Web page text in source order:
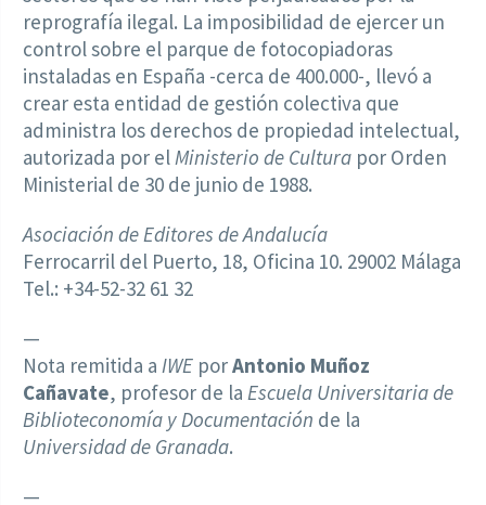
reprografía ilegal. La imposibilidad de ejercer un
control sobre el parque de fotocopiadoras
instaladas en España -cerca de 400.000-, llevó a
crear esta entidad de gestión colectiva que
administra los derechos de propiedad intelectual,
autorizada por elMinisterio de Cultura por Orden
Ministerial de 30 de junio de 1988.
Asociación de Editores de Andalucía
Ferrocarril del Puerto, 18, Oficina 10. 29002 Málaga
Tel.: +34-52-32 61 32
—
Nota remitida a IWE porAntonio Muñoz
Cañavate, profesor de la Escuela Universitaria de
Biblioteconomía y Documentación de la
Universidad de Granada.
—